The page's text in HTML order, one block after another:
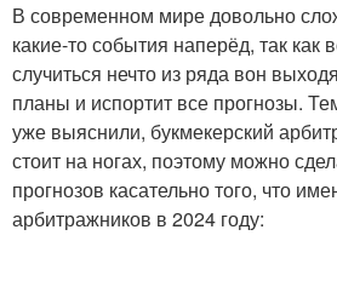
В современном мире довольно
какие-то события наперёд, так как
случиться нечто из ряда вон
планы и испортит все прогнозы.
уже выяснили, букмекерский
стоит на ногах, поэтому можно
прогнозов касательно того, что
арбитражников в 2024 году: